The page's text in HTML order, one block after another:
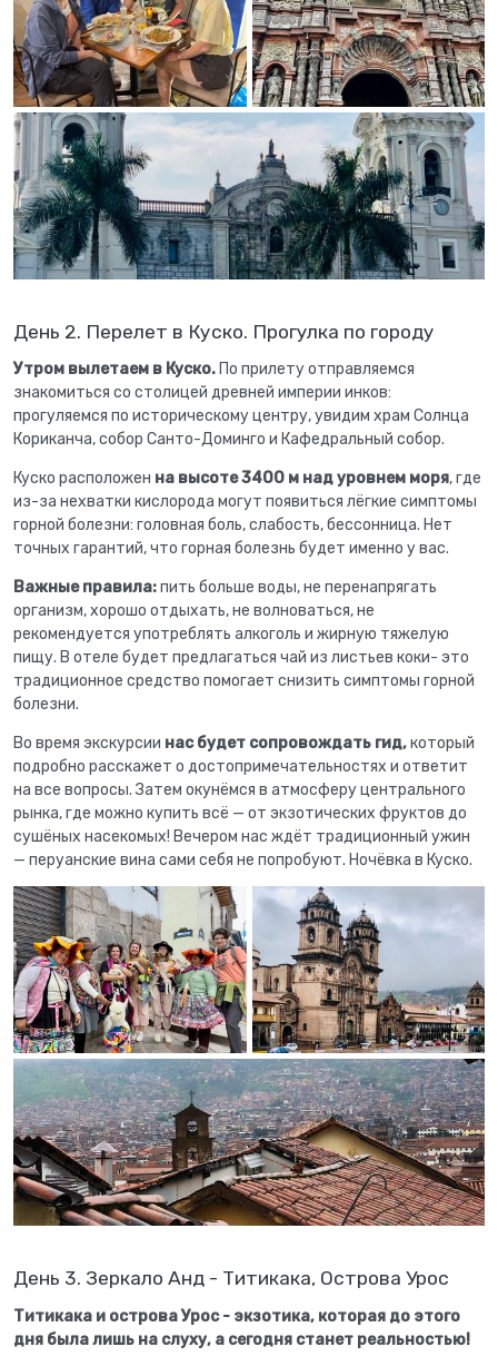
День 2. Перелет в Куско. Прогулка по городу
Утром вылетаем в Куско. По прилету отправляемся
знакомиться со столицей древней империи инков:
прогуляемся по историческому центру, увидим храм Солнца
Кориканча, собор Санто-Доминго и Кафедральный собор.
Куско расположен на высоте 3400 м над уровнем моря, где
из-за нехватки кислорода могут появиться лёгкие симптомы
горной болезни: головная боль, слабость, бессонница. Нет
точных гарантий, что горная болезнь будет именно у вас.
Важные правила:пить больше воды, не перенапрягать
организм, хорошо отдыхать, не волноваться, не
рекомендуется употреблять алкоголь и жирную тяжелую
пищу. В отеле будет предлагаться чай из листьев коки- это
традиционное средство помогает снизить симптомы горной
болезни.
Во время экскурсии нас будет сопровождать гид,который
подробно расскажет о достопримечательностях и ответит
на все вопросы. Затем окунёмся в атмосферу центрального
рынка, где можно купить всё — от экзотических фруктов до
сушёных насекомых! Вечером нас ждёт традиционный ужин
— перуанские вина сами себя не попробуют. Ночёвка в Куско.
День 3. Зеркало Анд - Титикака, Острова Урос
Титикака и острова Урос - экзотика, которая до этого
дня была лишь на слуху, а сегодня станет реальностью!